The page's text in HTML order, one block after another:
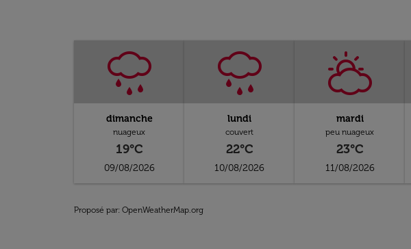
dimanche
nuageux
19°C
09/08/2026
lundi
couvert
22°C
10/08/2026
mardi
peu nuageux
23°C
11/08/2026
Proposé par: OpenWeatherMap.org